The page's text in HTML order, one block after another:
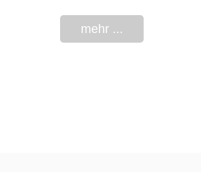
mehr ...